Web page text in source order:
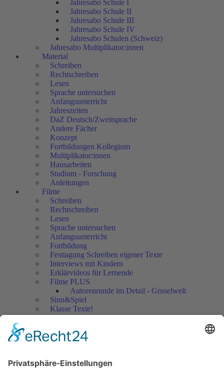
Jahresabo Schule I
Jahresabo Schule II
Jahresabo Schule III
Jahresabo Schule IV
Jahresabo Schulen (Schweiz)
Jahresabo Multiplikator:innen
Material
Schreiben
Rechtschreiben
Lesen
Sprache untersuchen
Anfangsunterricht
Jahreszeiten
DaZ Deutsch/Zweitsprache
Andere Fächer
Konzept
Fortbildungen Kollegium
Multiplikator:innen
Hausarbeiten
Studium - Forschung
Anleitungen
Filme
Schreiben
Rechtschreiben
Lesen
Sprache untersuchen
Anfangsunterricht
Fortbildung
Festtagung Schreiben eigener Texte
Interviews mit Kindern
Erklärvideos für Lernende
Filme PLUS
Autorenrunde im Detail - Gruselwelt
Sinn&Spiel
Klasse Texte!
Filmausschnitte Grundschule
Jedes Kind wertschätzen!
Artikel